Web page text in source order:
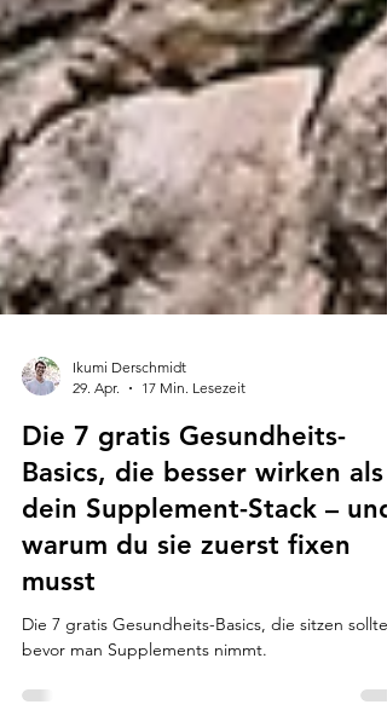
Ikumi Derschmidt
29. Apr.
Die 7 gratis Gesundheits-
Basics, die besser wirken als
dein Supplement-Stack – und
warum du sie zuerst fixen
musst
Die 7 gratis Gesundheits-Basics, die sitzen